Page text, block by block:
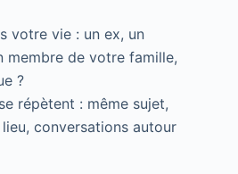
votre vie : un ex, un
membre de votre famille,
?
répètent : même sujet,
conversations autour